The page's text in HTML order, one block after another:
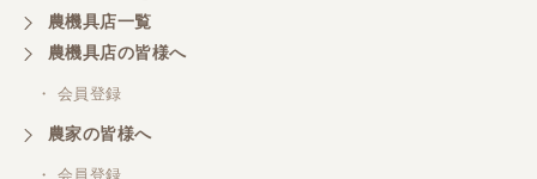
農機具店一覧
農機具店の皆様へ
・ 会員登録
農家の皆様へ
・ 会員登録